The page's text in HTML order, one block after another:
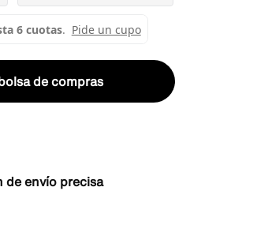
de compras
de envío precisa